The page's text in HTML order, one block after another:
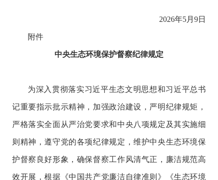
2026年5月9日
附件
中央生态环境保护督察纪律规定
为深入贯彻落实习近平生态文明思想和习近平总书
记重要指示批示精神，加强政治建设，严明纪律规矩，
严格落实全面从严治党要求和中央八项规定及其实施细
则精神，遵守党的各项纪律规定，维护中央生态环境保
护督察良好形象，确保督察工作风清气正，廉洁规范高
效开展，根据《中国共产党廉洁自律准则》《生态环境